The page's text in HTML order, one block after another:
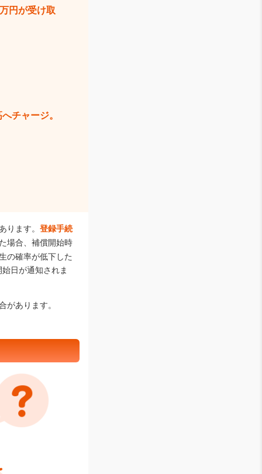
円が受け取
チャージ。
ます。 登録手続
場合、補償開始時
の確率が低下した
日が通知されま
あります。